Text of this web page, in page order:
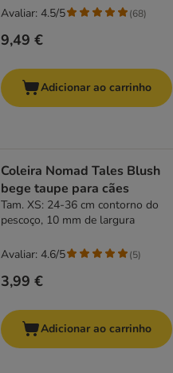
9,49 €
Avaliar: 4.5/5 (68)
Adicionar ao carrinho
Coleira Nomad Tales Blush
bege taupe para cães
Tam. XS: 24-36 cm contorno do
pescoço, 10 mm de largura
3,99 €
Avaliar: 4.6/5 (5)
Adicionar ao carrinho